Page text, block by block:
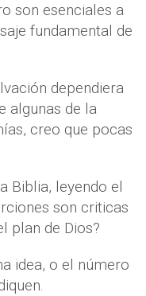
son esenciales a
fundamental de
dependiera
algunas de la
creo que pocas
Biblia, leyendo el
son criticas
plan de Dios?
idea, o el número